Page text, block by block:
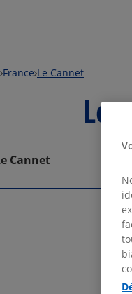
France Le Cannet
Cannet